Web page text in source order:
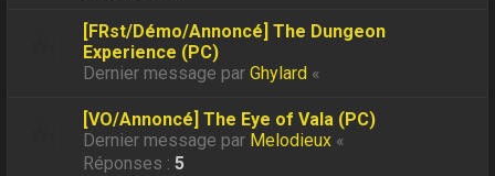
[FRst/Démo/Annoncé] The Dungeon
Experience (PC)
Dernier message parGhylard «
[VO/Annoncé] The Eye of Vala (PC)
Dernier message par Melodieux «
Réponses :5